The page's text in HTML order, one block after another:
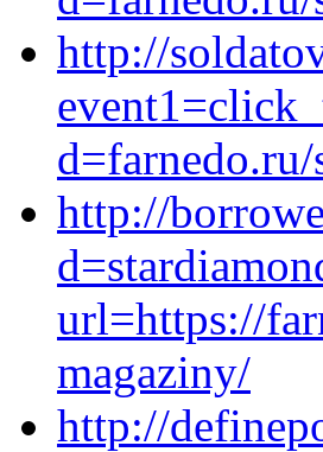
http://
http://
url=https://
magaziny/
http://